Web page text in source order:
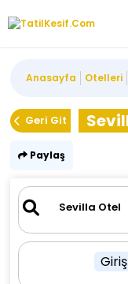
Anasayfa Otelleri
Geri Git
Paylaş